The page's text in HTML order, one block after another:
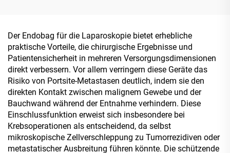
Der Endobag für die Laparoskopie bietet erhebliche
praktische Vorteile, die chirurgische Ergebnisse und
Patientensicherheit in mehreren Versorgungsdimensionen
direkt verbessern. Vor allem verringern diese Geräte das
Risiko von Portsite-Metastasen deutlich, indem sie den
direkten Kontakt zwischen malignem Gewebe und der
Bauchwand während der Entnahme verhindern. Diese
Einschlussfunktion erweist sich insbesondere bei
Krebsoperationen als entscheidend, da selbst
mikroskopische Zellverschleppung zu Tumorrezidiven oder
metastatischer Ausbreitung führen könnte. Die schützende